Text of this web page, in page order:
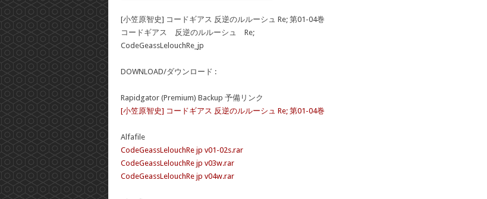
[小笠原智史] コードギアス 反逆のルルーシュ Re; 第01-04巻
コードギアス 反逆のルルーシュ Re;
CodeGeassLelouchRe_jp
DOWNLOAD/ダウンロード :
Rapidgator (Premium) Backup 予備リンク
[小笠原智史] コードギアス 反逆のルルーシュ Re; 第01-04巻
Alfafile
CodeGeassLelouchRe jp v01-02s.rar
CodeGeassLelouchRe jp v03w.rar
CodeGeassLelouchRe jp v04w.rar